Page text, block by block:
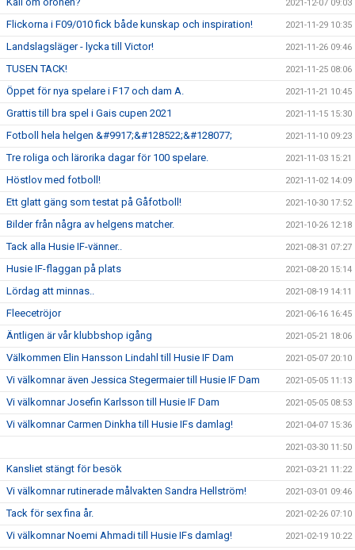
2021-12-07 09:03
Flickorna i F09/010 fick både kunskap och inspiration! 2021-11-29 10:35
Landslagsläger - lycka till Victor! 2021-11-26 09:46
TUSEN TACK! 2021-11-25 08:06
Öppet för nya spelare i F17 och dam A. 2021-11-21 10:45
Grattis till bra spel i Gais cupen 2021 2021-11-15 15:30
Fotboll hela helgen &#9917;&#128522;&#128077; 2021-11-10 09:23
Tre roliga och lärorika dagar för 100 spelare. 2021-11-03 15:21
Höstlov med fotboll! 2021-11-02 14:09
Ett glatt gäng som testat på Gåfotboll! 2021-10-30 17:52
Bilder från några av helgens matcher. 2021-10-26 12:18
Tack alla Husie IF-vänner.. 2021-08-31 07:27
Husie IF-flaggan på plats 2021-08-20 15:14
Lördag att minnas.. 2021-08-19 14:11
Fleecetröjor 2021-06-16 16:45
Äntligen är vår klubbshop igång 2021-05-21 18:06
Välkommen Elin Hansson Lindahl till Husie IF Dam 2021-05-07 20:10
Vi välkomnar även Jessica Stegermaier till Husie IF Dam 2021-05-05 11:13
Vi välkomnar Josefin Karlsson till Husie IF Dam 2021-05-05 08:53
Vi välkomnar Carmen Dinkha till Husie IFs damlag! 2021-04-07 15:36
2021-03-30 11:50
Kansliet stängt för besök 2021-03-21 11:22
Vi välkomnar rutinerade målvakten Sandra Hellström! 2021-03-01 09:46
Tack för sex fina år. 2021-02-26 07:10
Vi välkomnar Noemi Ahmadi till Husie IFs damlag! 2021-02-19 10:22